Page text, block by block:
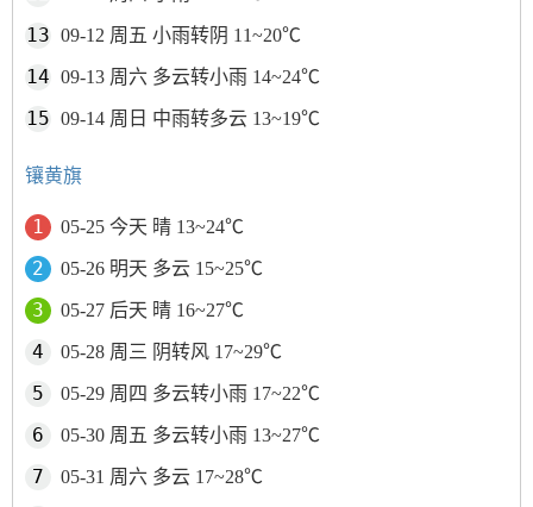
09-12 周五 小雨转阴 11~20℃
09-13 周六 多云转小雨 14~24℃
09-14 周日 中雨转多云 13~19℃
镶黄旗
05-25 今天 晴 13~24℃
05-26 明天 多云 15~25℃
05-27 后天 晴 16~27℃
05-28 周三 阴转风 17~29℃
05-29 周四 多云转小雨 17~22℃
05-30 周五 多云转小雨 13~27℃
05-31 周六 多云 17~28℃